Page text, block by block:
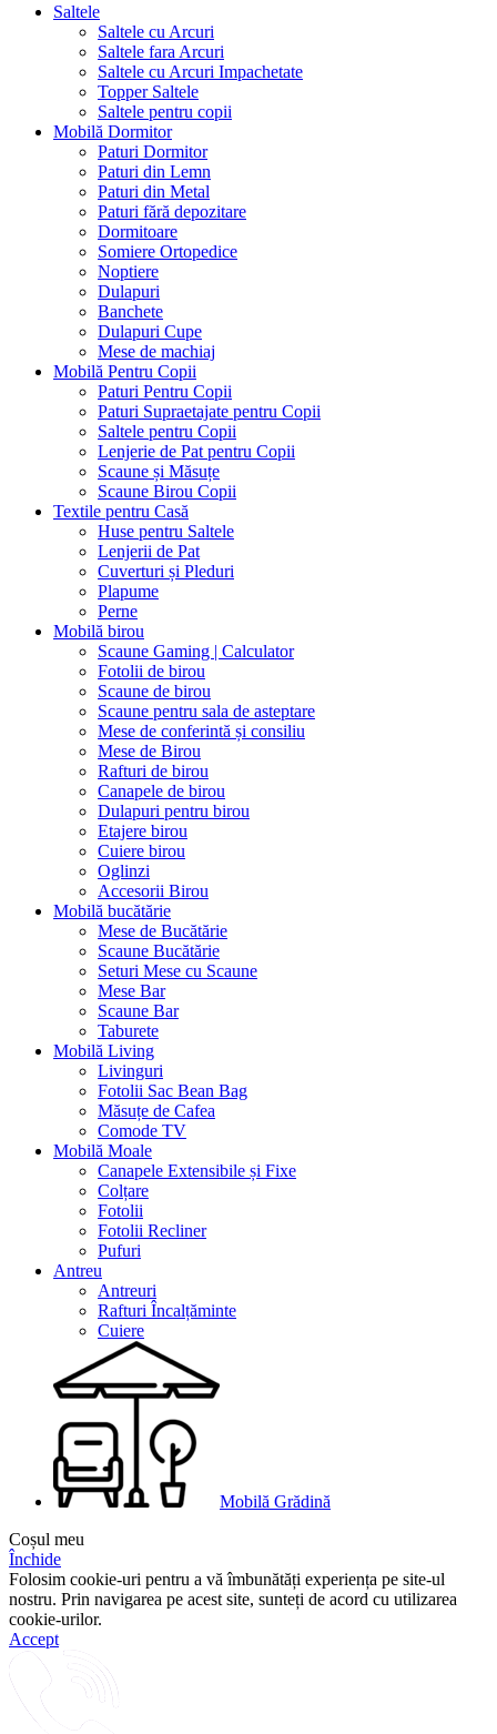
Saltele
Saltele cu Arcuri
Saltele fara Arcuri
Saltele cu Arcuri Impachetate
Topper Saltele
Saltele pentru copii
Mobilă Dormitor
Paturi Dormitor
Paturi din Lemn
Paturi din Metal
Paturi fără depozitare
Dormitoare
Somiere Ortopedice
Noptiere
Dulapuri
Banchete
Dulapuri Cupe
Mese de machiaj
Mobilă Pentru Copii
Paturi Pentru Copii
Paturi Supraetajate pentru Copii
Saltele pentru Copii
Lenjerie de Pat pentru Copii
Scaune și Măsuțe
Scaune Birou Copii
Textile pentru Casă
Huse pentru Saltele
Lenjerii de Pat
Cuverturi și Pleduri
Plapume
Perne
Mobilă birou
Scaune Gaming | Calculator
Fotolii de birou
Scaune de birou
Scaune pentru sala de asteptare
Mese de conferintă și consiliu
Mese de Birou
Rafturi de birou
Canapele de birou
Dulapuri pentru birou
Etajere birou
Cuiere birou
Oglinzi
Accesorii Birou
Mobilă bucătărie
Mese de Bucătărie
Scaune Bucătărie
Seturi Mese cu Scaune
Mese Bar
Scaune Bar
Taburete
Mobilă Living
Livinguri
Fotolii Sac Bean Bag
Măsuțe de Cafea
Comode TV
Mobilă Moale
Canapele Extensibile și Fixe
Colțare
Fotolii
Fotolii Recliner
Pufuri
Antreu
Antreuri
Rafturi Încalțăminte
Cuiere
Mobilă Grădină
Coșul meu
Închide
Folosim cookie-uri pentru a vă îmbunătăți experiența pe site-ul
nostru. Prin navigarea pe acest site, sunteți de acord cu utilizarea
cookie-urilor.
Accept